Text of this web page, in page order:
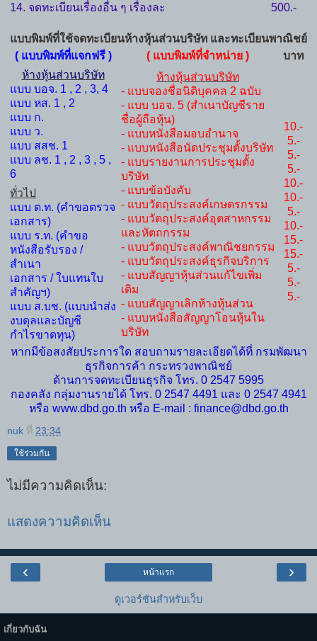
14. จดทะเบียนเรื่องอื่น ๆ เรื่องละ
500.-
แบบพิมพ์ที่ใช้จดทะเบียนห้างหุ้นส่วนบริษัท และทะเบียนพาณิชย์
( แบบพิมพ์ที่แจกฟรี )
( แบบพิมพ์ที่จำหน่าย )
บาท
ห้างหุ้นส่วนบริษัท
แบบ บอจ. 1 , 2 , 3, 4
แบบ หส. 1 , 2
แบบ ก.
แบบ ว.
แบบ สสช. 1
แบบ ลช. 1 , 2 , 3 , 5 ,
6
ห้างหุ้นส่วนบริษัท
- แบบจองชื่อนิติบุคคล 2 ฉบับ
- แบบ บอจ. 5 (สำเนาบัญชีราย
ชื่อผู้ถือหุ้น)
- แบบหนังสือมอบอำนาจ
- แบบหนังสือนัดประชุมตั้งบริษัท
- แบบรายงานการประชุมตั้ง
บริษัท
- แบบข้อบังคับ
- แบบวัตถุประสงค์เกษตรกรรม
- แบบวัตถุประสงค์อุตสาหกรรม
และหัตถกรรม
- แบบวัตถุประสงค์พาณิชยกรรม
- แบบวัตถุประสงค์ธุรกิจบริการ
- แบบสัญญาหุ้นส่วนแก้ไขเพิ่ม
เติม
- แบบสัญญาเลิกห้างหุ้นส่วน
- แบบหนังสือสัญญาโอนหุ้นใน
บริษัท
10.-
5.-
5.-
5.-
10.-
10.-
5.-
10.-
15.-
15.-
5.-
5.-
5.-
ทั่วไป
แบบ ต.ท. (คำขอตรวจ
เอกสาร)
แบบ ร.ท. (คำขอ
หนังสือรับรอง /
สำเนา
เอกสาร / ใบแทนใบ
สำคัญฯ)
แบบ ส.บช. (แบบนำส่ง
งบดุลและบัญชี
กำไรขาดทุน)
หากมีข้อสงสัยประการใด สอบถามรายละเอียดได้ที่ กรมพัฒนา
ธุรกิจการค้า กระทรวงพาณิชย์
ด้านการจดทะเบียนธุรกิจ โทร. 0 2547 5995
กองคลัง กลุ่มงานรายได้ โทร. 0 2547 4491 และ 0 2547 4941
หรือ www.dbd.go.th หรือ E-mail : finance@dbd.go.th
nuk ที่ 23:34
ใช้ร่วมกัน
ไม่มีความคิดเห็น:
แสดงความคิดเห็น
‹ ›
หน้าแรก
ดูเวอร์ชันสำหรับเว็บ
เกี่ยวกับฉัน